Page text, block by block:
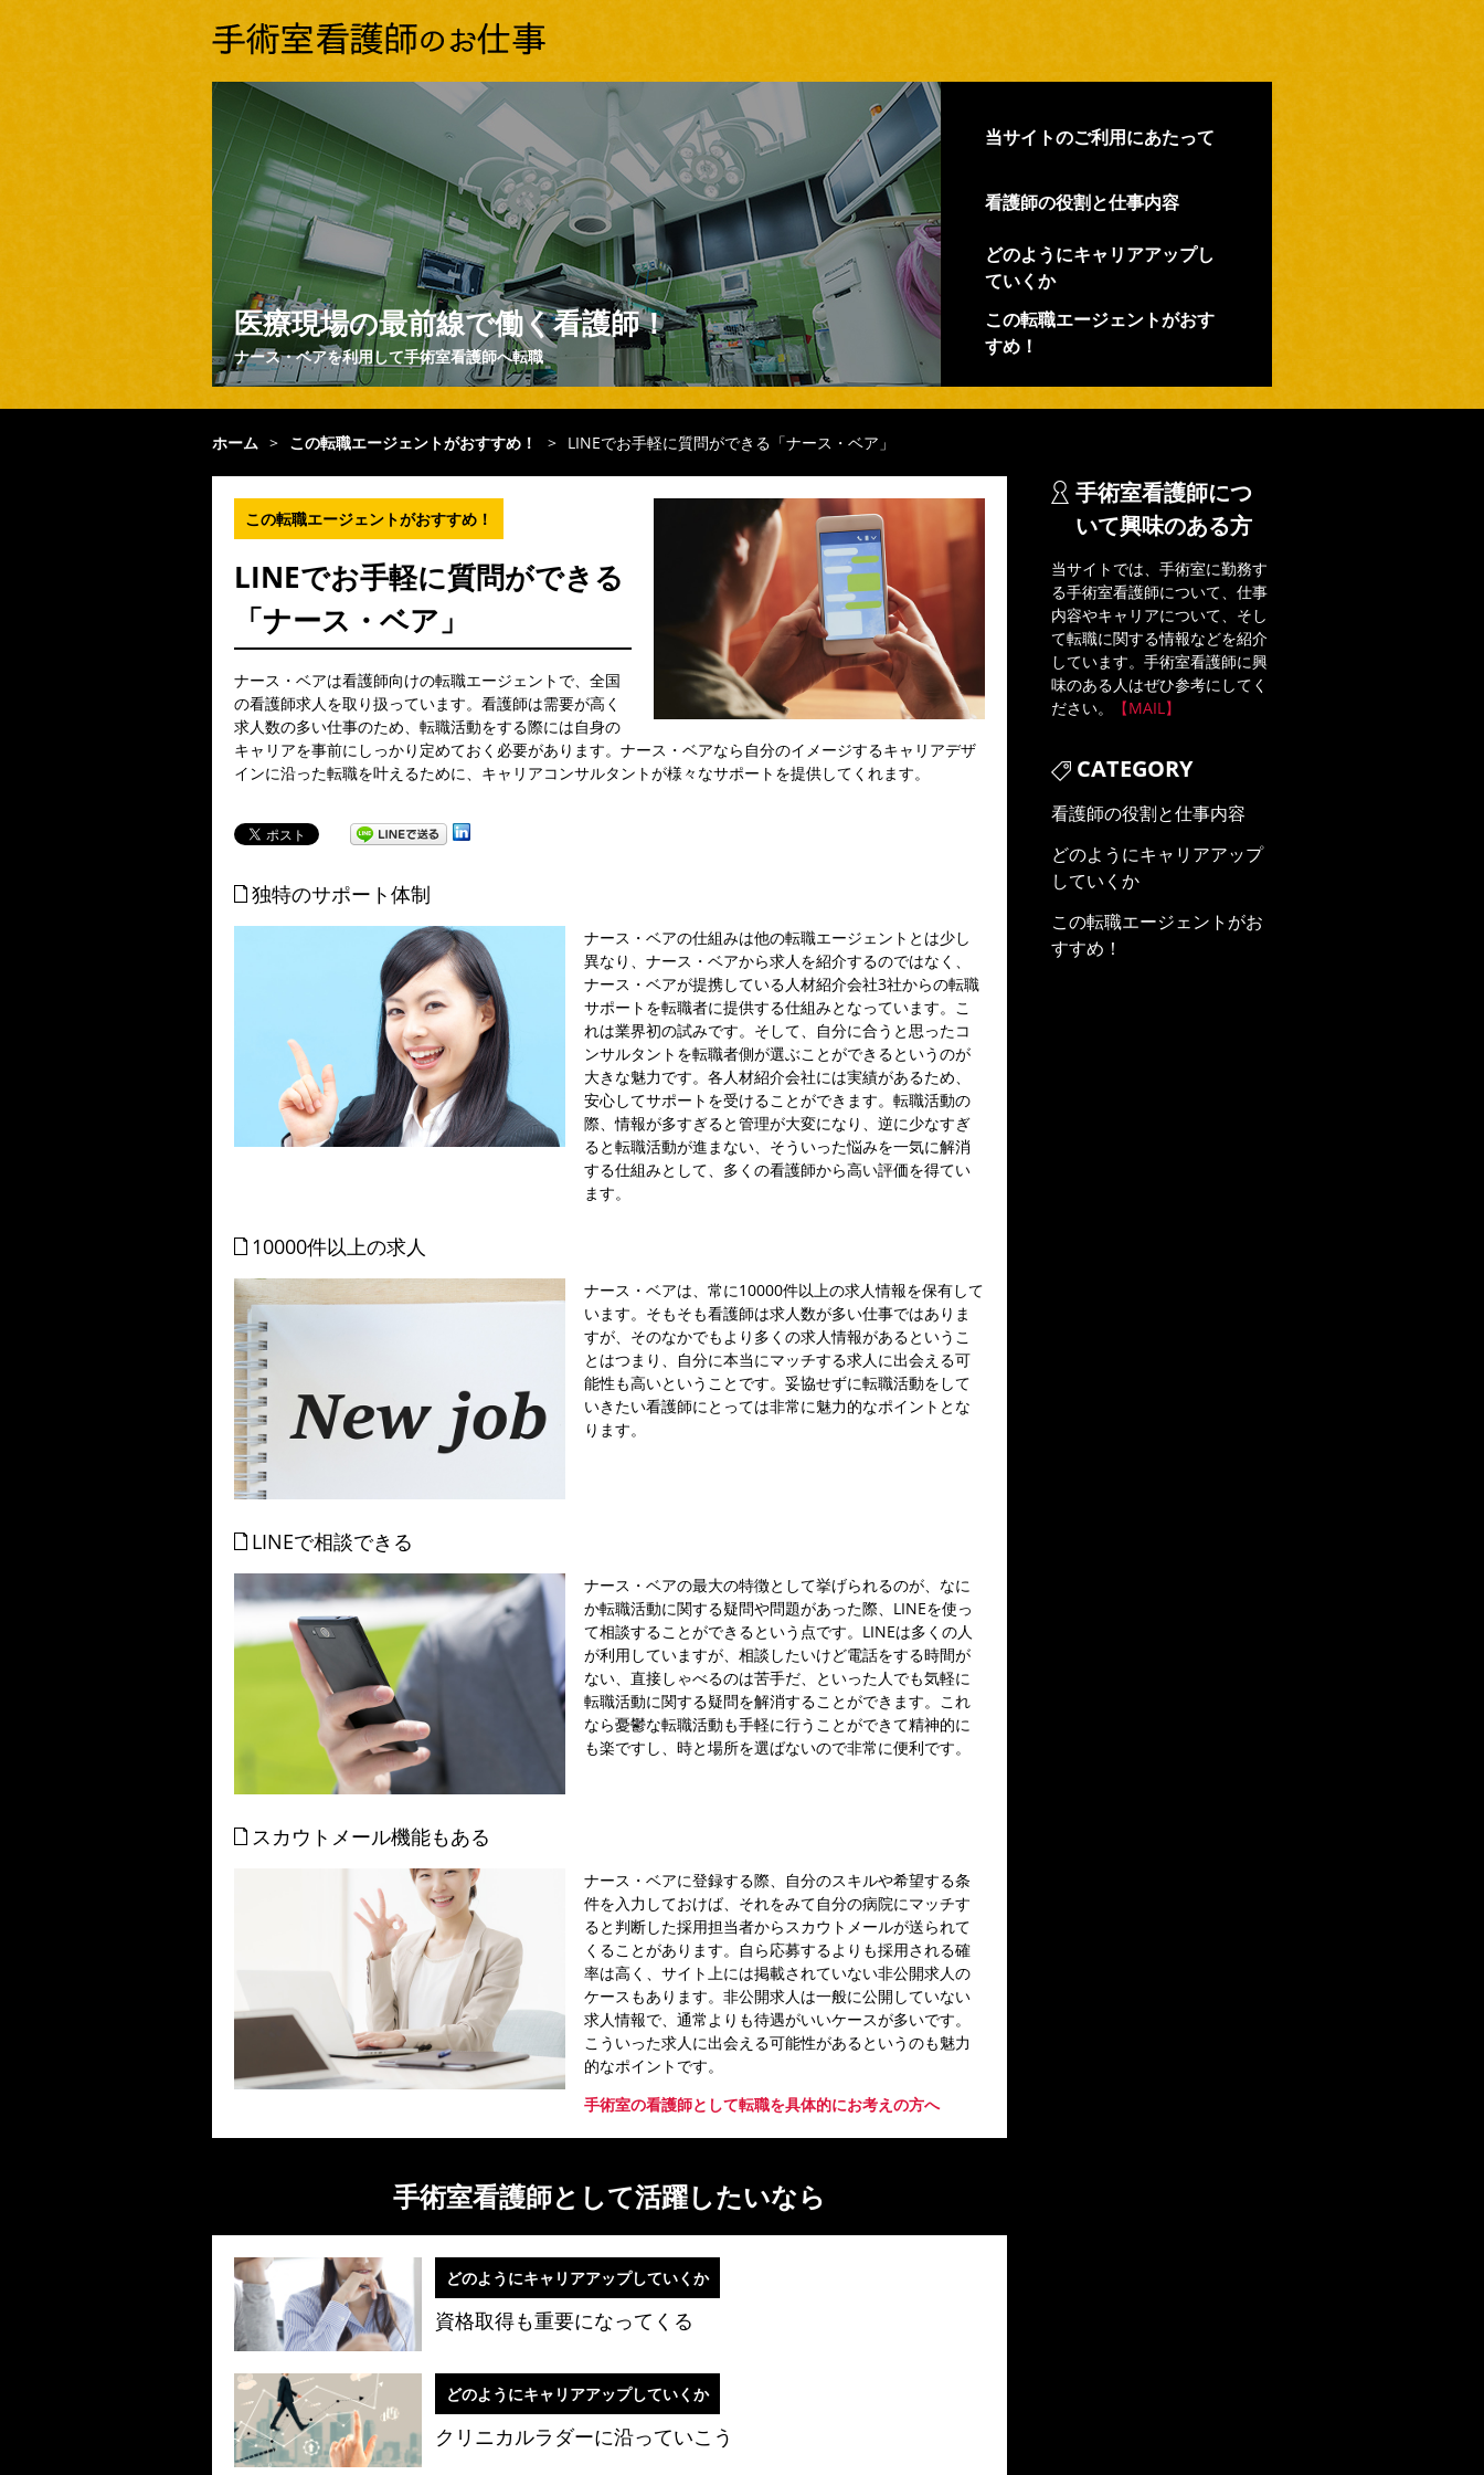
医療現場の最前線で働く看護師！
ナース・ベアを利用して手術室看護師へ転職
当サイトのご利用にあたって
看護師の役割と仕事内容
どのようにキャリアアップし
ていくか
この転職エージェントがおす
すめ！
ホーム > この転職エージェントがおすすめ！ > LINEでお手軽に質問ができる「ナース・ベア」
この転職エージェントがおすすめ！
LINEでお手軽に質問ができる
「ナース・ベア」
ナース・ベアは看護師向けの転職エージェントで、全国
の看護師求人を取り扱っています。看護師は需要が高く
求人数の多い仕事のため、転職活動をする際には自身の
キャリアを事前にしっかり定めておく必要があります。ナース・ベアなら自分のイメージするキャリアデザ
インに沿った転職を叶えるために、キャリアコンサルタントが様々なサポートを提供してくれます。
独特のサポート体制
ナース・ベアの仕組みは他の転職エージェントとは少し
異なり、ナース・ベアから求人を紹介するのではなく、
ナース・ベアが提携している人材紹介会社3社からの転職
サポートを転職者に提供する仕組みとなっています。こ
れは業界初の試みです。そして、自分に合うと思ったコ
ンサルタントを転職者側が選ぶことができるというのが
大きな魅力です。各人材紹介会社には実績があるため、
安心してサポートを受けることができます。転職活動の
際、情報が多すぎると管理が大変になり、逆に少なすぎ
ると転職活動が進まない、そういった悩みを一気に解消
する仕組みとして、多くの看護師から高い評価を得てい
ます。
10000件以上の求人
ナース・ベアは、常に10000件以上の求人情報を保有して
います。そもそも看護師は求人数が多い仕事ではありま
すが、そのなかでもより多くの求人情報があるというこ
とはつまり、自分に本当にマッチする求人に出会える可
能性も高いということです。妥協せずに転職活動をして
いきたい看護師にとっては非常に魅力的なポイントとな
ります。
LINEで相談できる
ナース・ベアの最大の特徴として挙げられるのが、なに
か転職活動に関する疑問や問題があった際、LINEを使っ
て相談することができるという点です。LINEは多くの人
が利用していますが、相談したいけど電話をする時間が
ない、直接しゃべるのは苦手だ、といった人でも気軽に
転職活動に関する疑問を解消することができます。これ
なら憂鬱な転職活動も手軽に行うことができて精神的に
も楽ですし、時と場所を選ばないので非常に便利です。
スカウトメール機能もある
ナース・ベアに登録する際、自分のスキルや希望する条
件を入力しておけば、それをみて自分の病院にマッチす
ると判断した採用担当者からスカウトメールが送られて
くることがあります。自ら応募するよりも採用される確
率は高く、サイト上には掲載されていない非公開求人の
ケースもあります。非公開求人は一般に公開していない
求人情報で、通常よりも待遇がいいケースが多いです。
こういった求人に出会える可能性があるというのも魅力
的なポイントです。
手術室の看護師として転職を具体的にお考えの方へ
手術室看護師として活躍したいなら
どのようにキャリアアップしていくか
資格取得も重要になってくる
どのようにキャリアアップしていくか
クリニカルラダーに沿っていこう
手術室看護師につ
いて興味のある方
当サイトでは、手術室に勤務す
る手術室看護師について、仕事
内容やキャリアについて、そし
て転職に関する情報などを紹介
しています。手術室看護師に興
味のある人はぜひ参考にしてく
ださい。
【MAIL】
CATEGORY
看護師の役割と仕事内容
どのようにキャリアアップ
していくか
この転職エージェントがお
すすめ！